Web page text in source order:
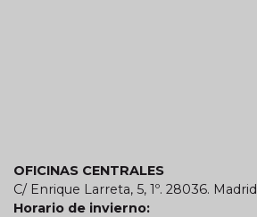
OFICINAS CENTRALES
C/ Enrique Larreta, 5, 1º. 28036. Madrid
Horario de invierno: